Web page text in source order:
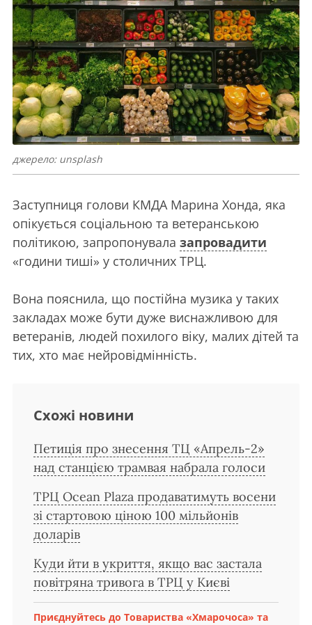
джерело: unsplash
Заступниця голови КМДА Марина Хонда, яка
опікується соціальною та ветеранською
політикою, запропонувала запровадити
«години тиші» у столичних ТРЦ.
Вона пояснила, що постійна музика у таких
закладах може бути дуже виснажливою для
ветеранів, людей похилого віку, малих дітей та
тих, хто має нейровідмінність.
Схожі новини
Петиція про знесення ТЦ «Апрель-2»
над станцією трамвая набрала голоси
ТРЦ Ocean Plaza продаватимуть восени
зі стартовою ціною 100 мільйонів
доларів
Куди йти в укриття, якщо вас застала
повітряна тривога в ТРЦ у Києві
Приєднуйтесь до Товариства «Хмарочоса» та